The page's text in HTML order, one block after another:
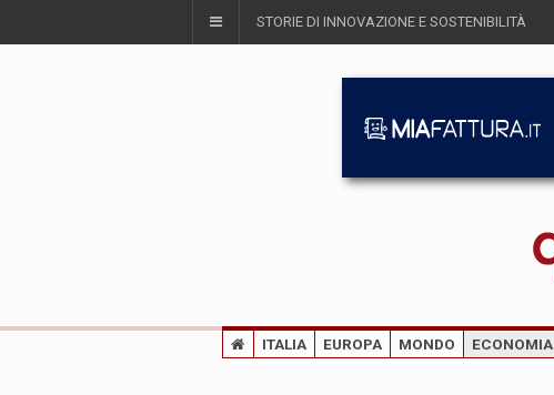
STORIE DI INNOVAZIONE E SOSTENIBILITÀ
ITALIA EUROPA MONDO ECONOMIA